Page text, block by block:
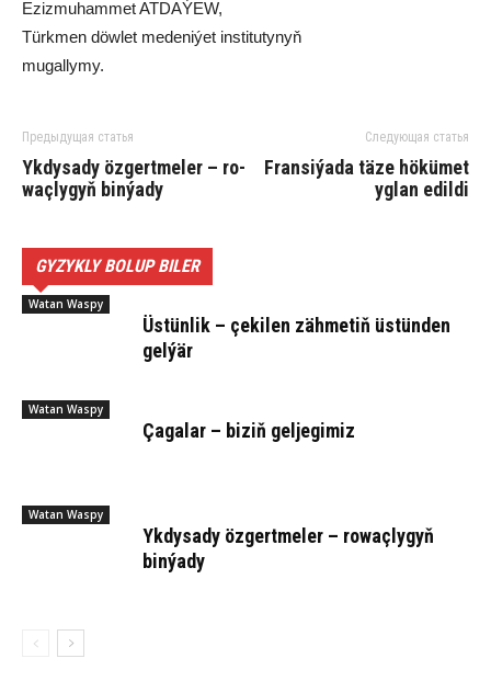
Eziz­mu­ham­met AT­DA­ÝEW,
Türk­men döw­let me­de­ni­ýet ins­ti­tu­ty­nyň
mu­gal­ly­my.
Предыдущая статья
Yk­dy­sa­dy öz­gert­me­ler – ro­
waç­ly­gyň bin­ýa­dy
Следующая статья
Fran­si­ýa­da tä­ze hö­kü­met
yg­lan edil­di
GYZYKLY BOLUP BILER
Watan Waspy
Üs­tün­lik – çe­ki­len zäh­me­tiň üs­tün­den
gel­ýär
Watan Waspy
Ça­ga­lar – bi­ziň gel­je­gi­miz
Watan Waspy
Yk­dy­sa­dy öz­gert­me­ler – ro­waç­ly­gyň
bin­ýa­dy